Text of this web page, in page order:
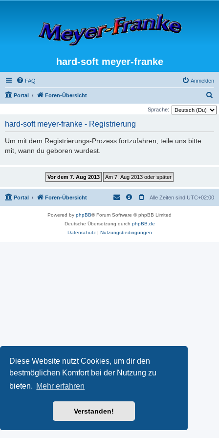
Diese Website nutzt Cookies, um dir den
bestmöglichen Komfort bei der Nutzung zu
bieten. Mehr erfahren
Verstanden!
hard-soft meyer-franke
FAQ Anmelden
Portal Foren-Übersicht
u
Sprache:
hard-soft meyer-franke - Registrierung
Um mit dem Registrierungs-Prozess fortzufahren, teile uns bitte
mit, wann du geboren wurdest.
Portal Foren-Übersicht Alle Zeiten sind UTC+02:00
Powered by phpBB® Forum Software © phpBB Limited
Deutsche Übersetzung durch phpBB.de
Datenschutz| Nutzungsbedingungen